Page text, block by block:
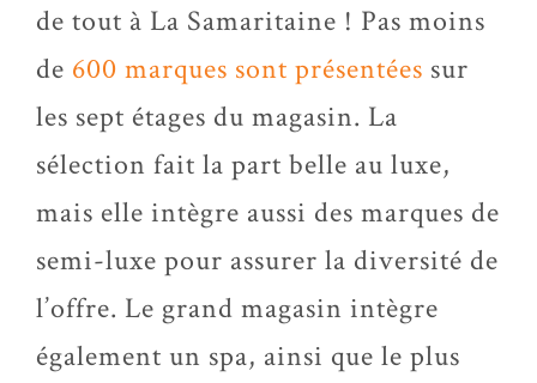
de tout à La Samaritaine ! Pas moins
de 600 marques sont présentées sur
les sept étages du magasin. La
sélection fait la part belle au luxe,
mais elle intègre aussi des marques de
semi-luxe pour assurer la diversité de
l’offre. Le grand magasin intègre
également un spa, ainsi que le plus